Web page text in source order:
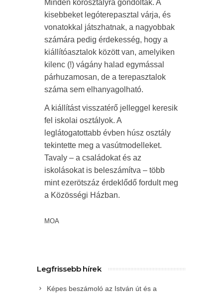
Minden korosztályra gondoltak. A
kisebbeket legóterepasztal várja, és
vonatokkal játszhatnak, a nagyobbak
számára pedig érdekesség, hogy a
kiállítóasztalok között van, amelyiken
kilenc (!) vágány halad egymással
párhuzamosan, de a terepasztalok
száma sem elhanyagolható.
A kiállítást visszatérő jelleggel keresik
fel iskolai osztályok. A
leglátogatottabb évben húsz osztály
tekintette meg a vasútmodelleket.
Tavaly – a családokat és az
iskolásokat is beleszámítva – több
mint ezerötszáz érdeklődő fordult meg
a Közösségi Házban.
MOA
Legfrissebb hírek
Képes beszámoló az István út és a